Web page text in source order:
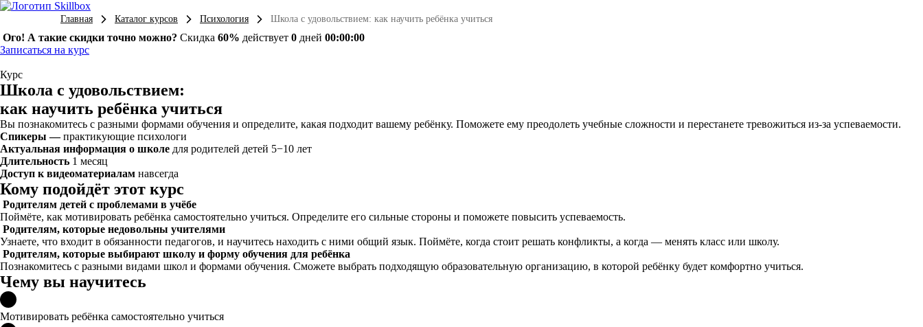
Главная Каталог курсов Психология Школа с удовольствием: как научить ребёнка учиться
Ого! А такие скидки точно можно? Скидка 60% действует 0 дней 00:00:00
Записаться на курс
Курс
Школа с удовольствием:
как научить ребёнка учиться
Вы познакомитесь с разными формами обучения и определите, какая подходит вашему ребёнку. Поможете ему преодолеть учебные сложности и перестанете тревожиться из-за успеваемости.
Спикеры —практикующие психологи
Актуальная информация о школе для родителей детей 5−10 лет
Длительность 1 месяц
Доступ к видеоматериалам навсегда
Кому подойдёт этот курс
Родителям детей с проблемами в учёбе
Поймёте, как мотивировать ребёнка самостоятельно учиться. Определите его сильные стороны и поможете повысить успеваемость.
Родителям, которые недовольны учителями
Узнаете, что входит в обязанности педагогов, и научитесь находить с ними общий язык. Поймёте, когда стоит решать конфликты, а когда — менять класс или школу.
Родителям, которые выбирают школу и форму обучения для ребёнка
Познакомитесь с разными видами школ и формами обучения. Сможете выбрать подходящую образовательную организацию, в которой ребёнку будет комфортно учиться.
Чему вы научитесь
Мотивировать ребёнка самостоятельно учиться